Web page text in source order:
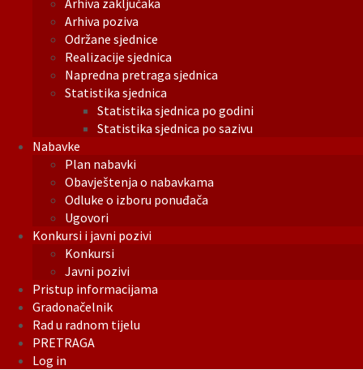
Arhiva zaključaka
Arhiva poziva
Održane sjednice
Realizacije sjednica
Napredna pretraga sjednica
Statistika sjednica
Statistika sjednica po godini
Statistika sjednica po sazivu
Nabavke
Plan nabavki
Obavještenja o nabavkama
Odluke o izboru ponuđača
Ugovori
Konkursi i javni pozivi
Konkursi
Javni pozivi
Pristup informacijama
Gradonačelnik
Rad u radnom tijelu
PRETRAGA
Log in